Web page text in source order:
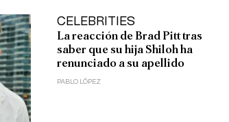
CELEBRITIES
La reacción de Brad Pitt tras
saber que su hija Shiloh ha
renunciado a su apellido
PABLO LÓPEZ